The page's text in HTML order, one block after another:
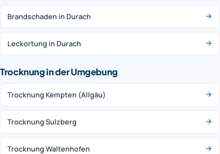
Brandschaden in Durach
Leckortung in Durach
Trocknung in der Umgebung
Trocknung Kempten (Allgäu)
Trocknung Sulzberg
Trocknung Waltenhofen